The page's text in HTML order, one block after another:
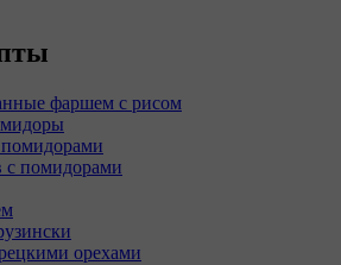
фаршем с рисом